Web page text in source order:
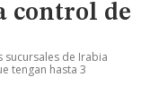
control de
de Irabia
tengan hasta 3